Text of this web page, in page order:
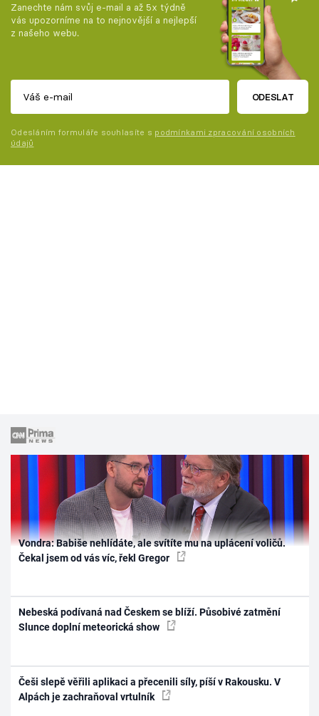
Zanechte nám svůj e-mail a až 5x týdně
vás upozorníme na to nejnovější a nejlepší
z našeho webu.
ODESLAT
Odesláním formuláře souhlasíte s podmínkami zpracování osobních
údajů
Vondra: Babiše nehlídáte, ale svítíte mu na uplácení voličů.
Čekal jsem od vás víc, řekl Gregor
Nebeská podívaná nad Českem se blíží. Působivé zatmění
Slunce doplní meteorická show
Češi slepě věřili aplikaci a přecenili síly, píší v Rakousku. V
Alpách je zachraňoval vrtulník